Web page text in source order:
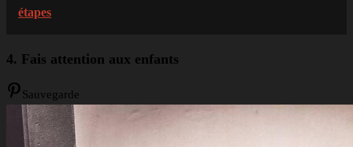
étapes
4. Fais attention aux enfants
Sauvegarde